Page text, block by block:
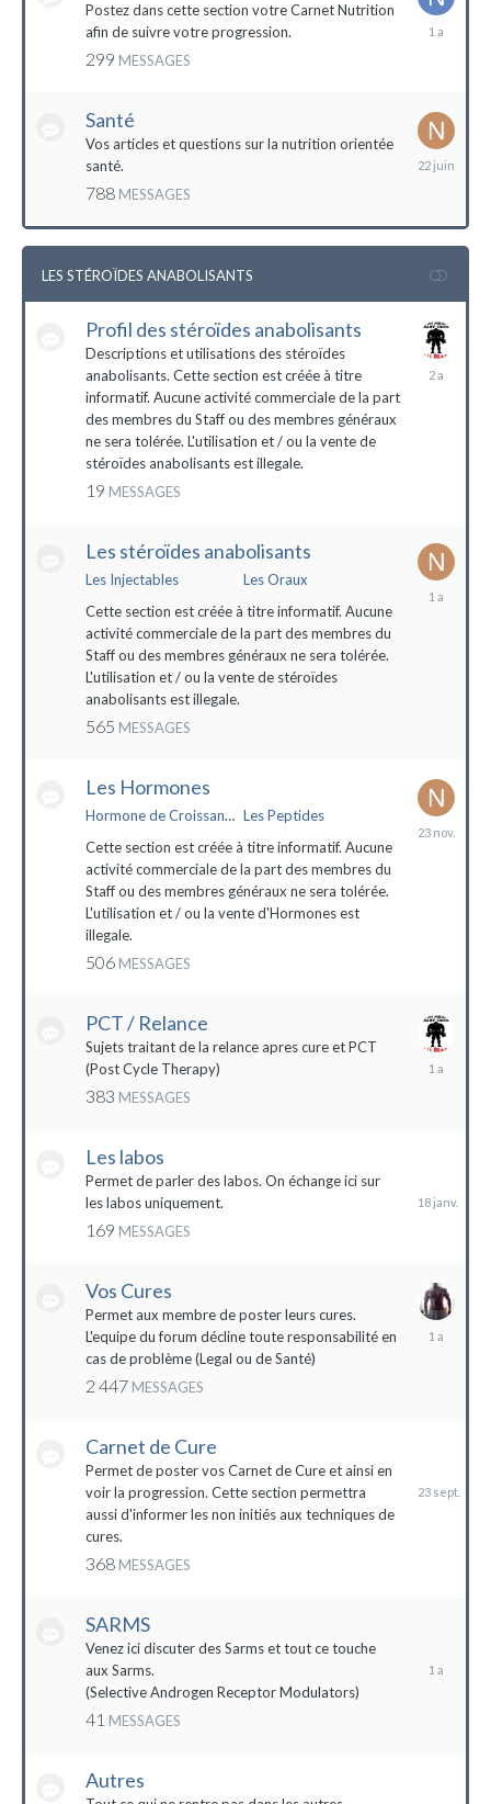
Postez dans cette section votre Carnet Nutrition
afin de suivre votre progression.
299 MESSAGES
13
Santé
Vos articles et questions sur la nutrition orientée
santé.
788 MESSAGES
22
LES STÉROÏDES ANABOLISANTS
Profil des stéroïdes anabolisants
Descriptions et utilisations des stéroïdes
anabolisants. Cette section est créée à titre
informatif. Aucune activité commerciale de la part
des membres du Staff ou des membres généraux
ne sera tolérée. L'utilisation et / ou la vente de
stéroïdes anabolisants est illegale.
19 MESSAGES
26
Les stéroïdes anabolisants
Les Injectables
Les Oraux
Cette section est créée à titre informatif. Aucune
activité commerciale de la part des membres du
Staff ou des membres généraux ne sera tolérée.
L'utilisation et / ou la vente de stéroïdes
anabolisants est illegale.
565 MESSAGES
Les Hormones
Hormone de Croissance (HGH) Les Peptides
Cette section est créée à titre informatif. Aucune
activité commerciale de la part des membres du
Staff ou des membres généraux ne sera tolérée.
L'utilisation et / ou la vente d'Hormones est
illegale.
506 MESSAGES
23
PCT / Relance
Sujets traitant de la relance apres cure et PCT
(Post Cycle Therapy)
383 MESSAGES
13
Les labos
Permet de parler des labos. On échange ici sur
les labos uniquement.
169 MESSAGES
Vos Cures
Permet aux membre de poster leurs cures.
L'equipe du forum décline toute responsabilité en
cas de problème (Legal ou de Santé)
2 447 MESSAGES
28
Carnet de Cure
Permet de poster vos Carnet de Cure et ainsi en
voir la progression. Cette section permettra
aussi d'informer les non initiés aux techniques de
cures.
368 MESSAGES
2023
SARMS
Venez ici discuter des Sarms et tout ce touche
aux Sarms.
(Selective Androgen Receptor Modulators)
41 MESSAGES
2022
Autres